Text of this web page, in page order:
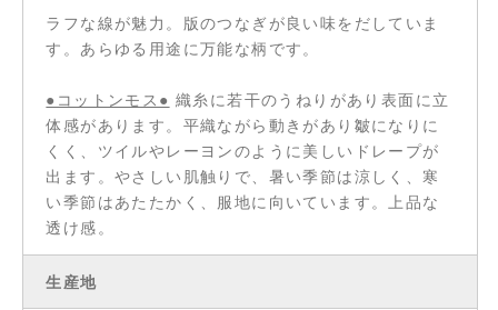
ラフな線が魅力。版のつなぎが良い味をだしていま
す。あらゆる用途に万能な柄です。
●コットンモス● 織糸に若干のうねりがあり表面に立
体感があります。平織ながら動きがあり皺になりに
くく、ツイルやレーヨンのように美しいドレープが
出ます。やさしい肌触りで、暑い季節は涼しく、寒
い季節はあたたかく、服地に向いています。上品な
透け感。
生産地